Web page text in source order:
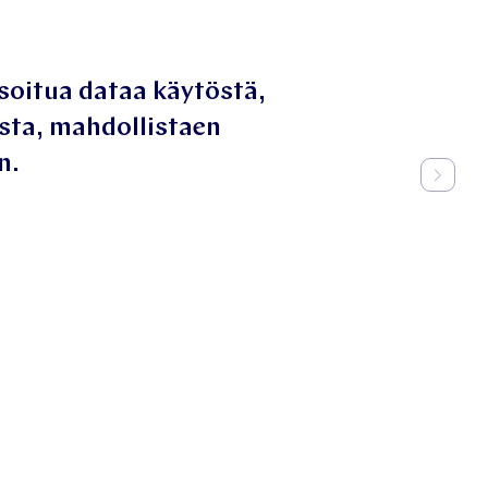
Auntie Insights -alusta tarjoaa
vaikuttavuudesta ja
datapohjaisen hyvinvoinnin